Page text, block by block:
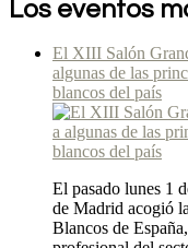
Los eventos
El XIII Salón
algunas de las
blancos del país
El pasado lunes 1
de Madrid acogió
Blancos de